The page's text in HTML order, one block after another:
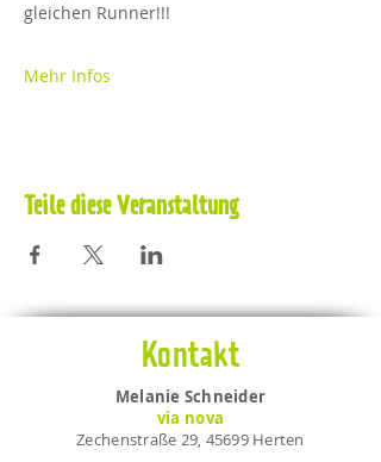
gleichen Runner!!!
Mehr Infos
Teile diese Veranstaltung
Kontakt
Melanie Schneider
via nova
Zechenstraße 29, 45699 Herten